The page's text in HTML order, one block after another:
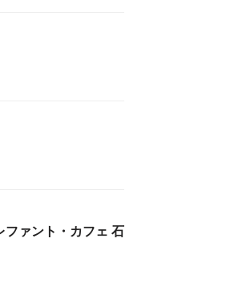
ァント・カフェ 石